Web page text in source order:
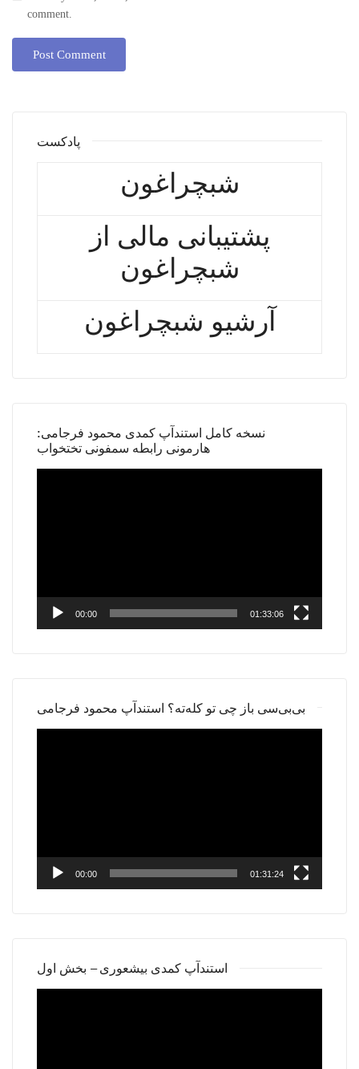
comment.
پادکست
شبچراغون
پشتیبانی مالی از
شبچراغون
آرشیو شبچراغون
نسخه کامل استندآپ کمدی محمود فرجامی:
هارمونی رابطه سمفونی تختخواب
00:00 01:33:06
بی‌بی‌سی باز چی تو کله‌ته؟ استندآپ محمود فرجامی
00:00 01:31:24
استندآپ کمدی بیشعوری – بخش اول